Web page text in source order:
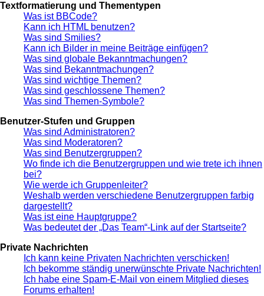
Textformatierung und Thementypen
Was ist BBCode?
Kann ich HTML benutzen?
Was sind Smilies?
Kann ich Bilder in meine Beiträge einfügen?
Was sind globale Bekanntmachungen?
Was sind Bekanntmachungen?
Was sind wichtige Themen?
Was sind geschlossene Themen?
Was sind Themen-Symbole?
Benutzer-Stufen und Gruppen
Was sind Administratoren?
Was sind Moderatoren?
Was sind Benutzergruppen?
Wo finde ich die Benutzergruppen und wie trete ich ihnen
bei?
Wie werde ich Gruppenleiter?
Weshalb werden verschiedene Benutzergruppen farbig
dargestellt?
Was ist eine Hauptgruppe?
Was bedeutet der „Das Team“-Link auf der Startseite?
Private Nachrichten
Ich kann keine Privaten Nachrichten verschicken!
Ich bekomme ständig unerwünschte Private Nachrichten!
Ich habe eine Spam-E-Mail von einem Mitglied dieses
Forums erhalten!